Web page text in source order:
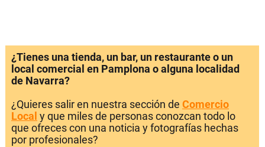
¿Tienes una tienda, un bar, un restaurante o un
local comercial en Pamplona o alguna localidad
de Navarra?
¿Quieres salir en nuestra sección de Comercio
Local y que miles de personas conozcan todo lo
que ofreces con una noticia y fotografías hechas
por profesionales?